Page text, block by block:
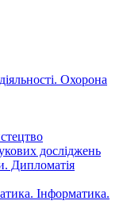
Охорона
досліджень
Дипломатія
Інформатика.